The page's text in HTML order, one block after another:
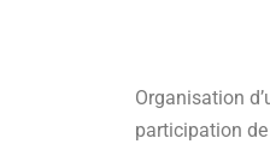
Organisation
participation